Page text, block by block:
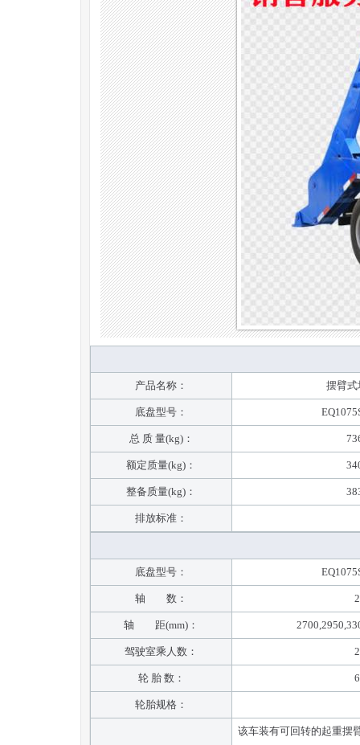
产品名称： 摆臂式
底盘型号：
总 质 量(kg)：
额定质量(kg)：
整备质量(kg)：
排放标准：
底盘型号：
轴 数： 2
轴 距(mm)：
驾驶室乘人数： 2
轮 胎 数： 6
轮胎规格：
该车装有可回转的起重摆